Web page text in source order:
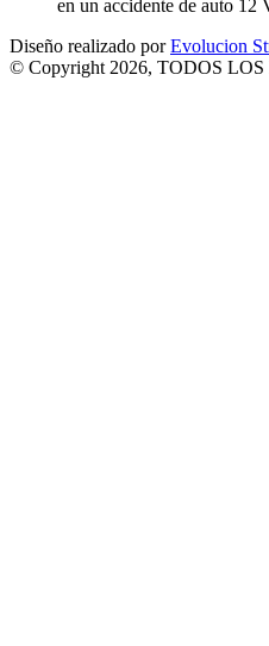
en un accidente de auto 12
Diseño realizado porEvolucion
© Copyright 2026, TODOS